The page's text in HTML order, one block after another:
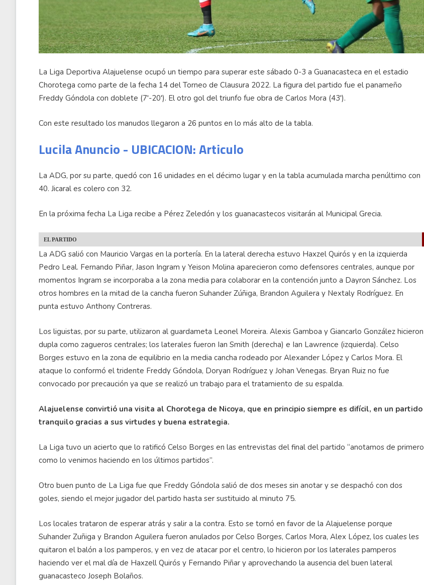
La Liga Deportiva Alajuelense ocupó un tiempo para superar este sábado 0-3 a Guanacasteca en el estadio
Chorotega como parte de la fecha 14 del Torneo de Clausura 2022. La figura del partido fue el panameño
Freddy Góndola con doblete (7'-20'). El otro gol del triunfo fue obra de Carlos Mora (43').
Con este resultado los manudos llegaron a 26 puntos en lo más alto de la tabla.
Lucila Anuncio - UBICACION: Articulo
La ADG, por su parte, quedó con 16 unidades en el décimo lugar y en la tabla acumulada marcha penúltimo con
40. Jicaral es colero con 32.
En la próxima fecha La Liga recibe a Pérez Zeledón y los guanacastecos visitarán al Municipal Grecia.
EL PARTIDO
La ADG salió con Mauricio Vargas en la portería. En la lateral derecha estuvo Haxzel Quirós y en la izquierda
Pedro Leal. Fernando Piñar, Jason Ingram y Yeison Molina aparecieron como defensores centrales, aunque por
momentos Ingram se incorporaba a la zona media para colaborar en la contención junto a Dayron Sánchez. Los
otros hombres en la mitad de la cancha fueron Suhander Zúñiga, Brandon Aguilera y Nextaly Rodríguez. En
punta estuvo Anthony Contreras.
Los liguistas, por su parte, utilizaron al guardameta Leonel Moreira. Alexis Gamboa y Giancarlo González hicieron
dupla como zagueros centrales; los laterales fueron Ian Smith (derecha) e Ian Lawrence (izquierda). Celso
Borges estuvo en la zona de equilibrio en la media cancha rodeado por Alexander López y Carlos Mora. El
ataque lo conformó el tridente Freddy Góndola, Doryan Rodríguez y Johan Venegas. Bryan Ruiz no fue
convocado por precaución ya que se realizó un trabajo para el tratamiento de su espalda.
Alajuelense convirtió una visita al Chorotega de Nicoya, que en principio siempre es difícil, en un partido
tranquilo gracias a sus virtudes y buena estrategia.
La Liga tuvo un acierto que lo ratificó Celso Borges en las entrevistas del final del partido “anotamos de primero
como lo venimos haciendo en los últimos partidos”.
Otro buen punto de La Liga fue que Freddy Góndola salió de dos meses sin anotar y se despachó con dos
goles, siendo el mejor jugador del partido hasta ser sustituido al minuto 75.
Los locales trataron de esperar atrás y salir a la contra. Esto se tornó en favor de la Alajuelense porque
Suhander Zuñiga y Brandon Aguilera fueron anulados por Celso Borges, Carlos Mora, Alex López, los cuales les
quitaron el balón a los pamperos, y en vez de atacar por el centro, lo hicieron por los laterales pamperos
haciendo ver el mal día de Haxzell Quirós y Fernando Piñar y aprovechando la ausencia del buen lateral
guanacasteco Joseph Bolaños.